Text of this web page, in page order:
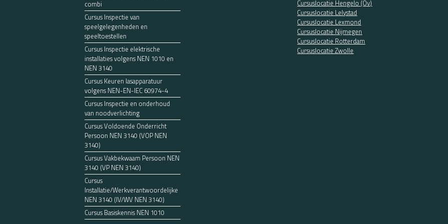
combi
Cursus Inspectie van
speelgelegenheden en
speeltoestellen
Cursus Inspectie elektrische
installaties volgens NEN 1010 en
NEN 3140
Cursus Keuren lasapparatuur
volgens NEN-EN-IEC 60974-4
Cursus Inspectie en onderhoud
van noodverlichting
Cursus Voldoende Onderricht
Persoon NEN 3140 (VOP NEN
3140)
Cursus Vakbekwaam Persoon NEN
3140 (VP NEN 3140)
Cursus
Installatie/Werkverantwoordelijke
NEN 3140 (IV/WV NEN 3140)
Cursus Basiskennis NEN 1010
Cursuslocatie Hengelo (Ov)
Cursuslocatie Lelystad
Cursuslocatie Lexmond
Cursuslocatie Nijmegen
Cursuslocatie Rotterdam
Cursuslocatie Zwolle